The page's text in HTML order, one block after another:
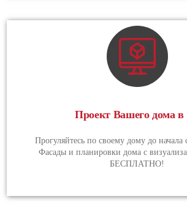
Проект Вашего дома в
Прогуляйтесь по своему дому до начала
Фасады и планировки дома с
БЕСПЛАТНО!